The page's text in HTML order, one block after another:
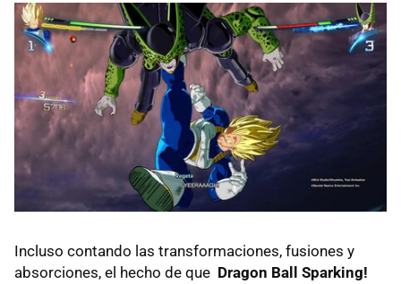
Incluso contando las transformaciones, fusiones y
absorciones, el hecho de que Dragon Ball Sparking!